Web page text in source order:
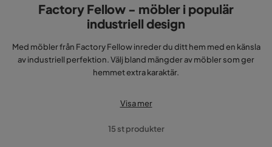
Factory Fellow - möbler i populär
industriell design
Med möbler från Factory Fellow inreder du ditt hem med en känsla
av industriell perfektion. Välj bland mängder av möbler som ger
hemmet extra karaktär.
Inred hemmet med attityd!
fortsätter den att bli mer och mer populär. Factory Fellow har helt
Visa mer
15 st produkter